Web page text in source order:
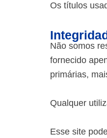
Os títulos
Não somos
fornecido
primárias,
Qualquer
Esse site